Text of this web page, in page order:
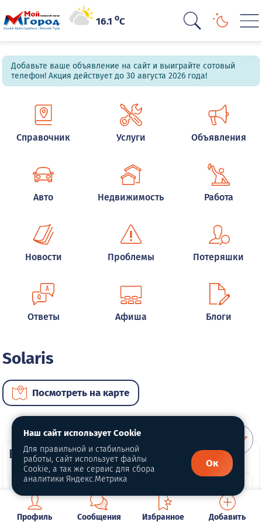
16.1oC
Добавьте ваше объявление на сайт и выиграйте сотовый
телефон! Акция действует до 30 августа 2026 года!
Справочник Услуги Объявления
Авто Недвижимость Работа
Новости Проблемы Потеряшки
Ответы Афиша Блоги
Solaris
Посмотреть на карте
ВИП автомобили
Профиль Сообщения Избранное Добавить
Наш сайт использует Cookie
Для правильной и стабильной
работы, сайт использует файлы
Cookie, а так же сервис для сбора
аналитики Яндекс.Метрика
Ок